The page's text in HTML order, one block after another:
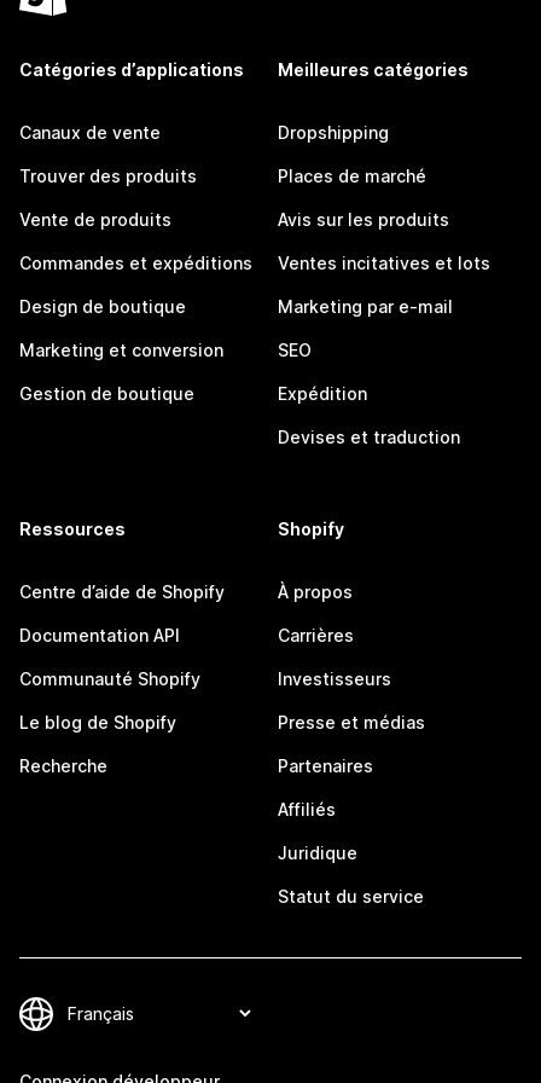
Catégories d’applications
Canaux de vente
Trouver des produits
Vente de produits
Commandes et expéditions
Design de boutique
Marketing et conversion
Gestion de boutique
Meilleures catégories
Dropshipping
Places de marché
Avis sur les produits
Ventes incitatives et lots
Marketing par e-mail
SEO
Expédition
Devises et traduction
Ressources
Centre d’aide de Shopify
Documentation API
Communauté Shopify
Le blog de Shopify
Recherche
Shopify
À propos
Carrières
Investisseurs
Presse et médias
Partenaires
Affiliés
Juridique
Statut du service